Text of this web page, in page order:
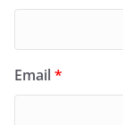
Email*